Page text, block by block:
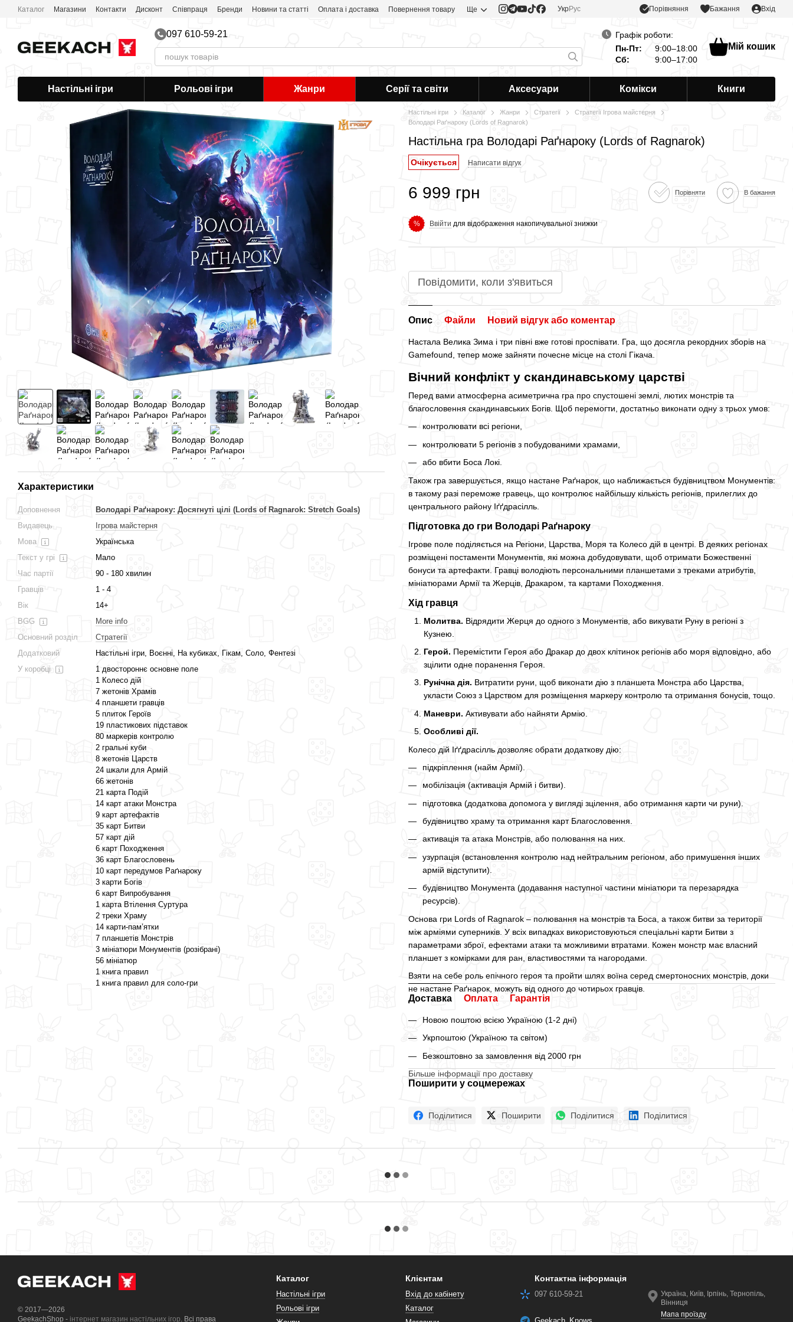
Перейти до основного контенту
Каталог Магазини Контакти Дисконт Співпраця Бренди Новини та статті Оплата і доставка Повернення товару Ще УкрРус Порівняння Бажання Вхід
097 610-59-21
Графік роботи:
Пн-Пт:
9:00–18:00
Сб:
9:00–17:00
Мій кошик
Настільні ігри Рольові ігри Жанри Серії та світи Аксесуари Комікси Книги
Характеристики
Доповнення
Володарі Раґнароку: Досягнуті цілі (Lords of Ragnarok: Stretch Goals)
Видавець
Ігрова майстерня
Мова
Українська
Текст у грі
Мало
Час партії
90 - 180 хвилин
Гравців
1 - 4
Вік
14+
BGG
More info
Основний розділ
Стратегії
Додатковий
Настільні ігри, Воєнні, На кубиках, Гікам, Соло, Фентезі
У коробці
1 двостороннє основне поле
1 Колесо дій
7 жетонів Храмів
4 планшети гравців
5 плиток Героїв
19 пластикових підставок
80 маркерів контролю
2 гральні куби
8 жетонів Царств
24 шкали для Армій
66 жетонів
21 карта Подій
14 карт атаки Монстра
9 карт артефактів
35 карт Битви
57 карт дій
6 карт Походження
36 карт Благословень
10 карт передумов Раґнароку
3 карти Богів
6 карт Випробування
1 карта Втілення Суртура
2 треки Храму
14 карти-пам’ятки
7 планшетів Монстрів
3 мініатюри Монументів (розібрані)
56 мініатюр
1 книга правил
1 книга правил для соло-гри
Настільні ігри Каталог Жанри Стратегії
Стратегії Ігрова майстерня
Володарі Раґнароку (Lords of Ragnarok)
Настільна гра Володарі Раґнароку (Lords of Ragnarok)
Очікується Написати відгук
6 999 грн Порівняти В бажання
% Ввійти для відображення накопичувальної знижки
Повідомити, коли з'явиться
Опис Файли Новий відгук або коментар
Настала Велика Зима і три півні вже готові проспівати. Гра, що досягла рекордних зборів на
Gamefound, тепер може зайняти почесне місце на столі Гікача.
Вічний конфлікт у скандинавському царстві
Перед вами атмосферна асиметрична гра про спустошені землі, лютих монстрів та
благословення скандинавських Богів. Щоб перемогти, достатньо виконати одну з трьох умов:
контролювати всі регіони,
контролювати 5 регіонів з побудованими храмами,
або вбити Боса Локі.
Також гра завершується, якщо настане Раґнарок, що наближається будівництвом Монументів:
в такому разі переможе гравець, що контролює найбільшу кількість регіонів, прилеглих до
центрального району Іґґдрасілль.
Підготовка до гри Володарі Раґнароку
Ігрове поле поділяється на Регіони, Царства, Моря та Колесо дій в центрі. В деяких регіонах
розміщені постаменти Монументів, які можна добудовувати, щоб отримати Божественні
бонуси та артефакти. Гравці володіють персональними планшетами з треками атрибутів,
мініатюрами Армії та Жерців, Дракаром, та картами Походження.
Хід гравця
Молитва. Відрядити Жерця до одного з Монументів, або викувати Руну в регіоні з
Кузнею.
Герой. Перемістити Героя або Дракар до двох клітинок регіонів або моря відповідно, або
зцілити одне поранення Героя.
Рунічна дія. Витратити руни, щоб виконати дію з планшета Монстра або Царства,
укласти Союз з Царством для розміщення маркеру контролю та отримання бонусів, тощо.
Маневри. Активувати або найняти Армію.
Особливі дії.
Колесо дій Іґґдрасілль дозволяє обрати додаткову дію:
підкріплення (найм Армії).
мобілізація (активація Армій і битви).
підготовка (додаткова допомога у вигляді зцілення, або отримання карти чи руни).
будівництво храму та отримання карт Благословення.
активація та атака Монстрів, або полювання на них.
узурпація (встановлення контролю над нейтральним регіоном, або примушення інших
армій відступити).
будівництво Монумента (додавання наступної частини мініатюри та перезарядка
ресурсів).
Основа гри Lords of Ragnarok – полювання на монстрів та Боса, а також битви за території
між арміями суперників. У всіх випадках використовуються спеціальні карти Битви з
параметрами зброї, ефектами атаки та можливими втратами. Кожен монстр має власний
планшет з комірками для ран, властивостями та нагородами.
Взяти на себе роль епічного героя та пройти шлях воїна серед смертоносних монстрів, доки
не настане Раґнарок, можуть від одного до чотирьох гравців.
Доставка Оплата Гарантія
Новою поштою всією Україною (1-2 дні)
Укрпоштою (Україною та світом)
Безкоштовно за замовлення від 2000 грн
Більше інформації про доставку
Поширити у соцмережах
Поділитися Поширити Поділитися Поділитися
© 2017—2026
GeekachShop - інтернет магазин настільних ігор. Всі права
Каталог
Настільні ігри
Рольові ігри
Клієнтам
Вхід до кабінету
Каталог
Контактна інформація
097 610-59-21
Україна, Київ, Ірпінь, Тернопіль,
Вінниця
Мапа проїзду